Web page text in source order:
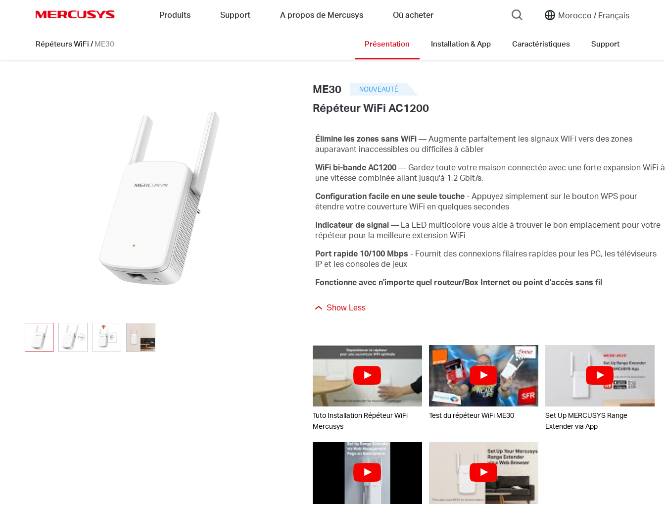
Morocco / Français
Produits Support A propos de Mercusys Où acheter
Répéteurs WiFi / ME30 Présentation Installation & App Caractéristiques Support
ME30 NOUVEAUTÉ
Répéteur WiFi AC1200
Élimine les zones sans WiFi— Augmente parfaitement les signaux WiFi vers des zones
auparavant inaccessibles ou difficiles à câbler
WiFi bi-bande AC1200— Gardez toute votre maison connectée avec une forte expansion WiFi à
une vitesse combinée allant jusqu'à 1,2 Gbit/s.
Configuration facile en une seule touche- Appuyez simplement sur le bouton WPS pour
étendre votre couverture WiFi en quelques secondes
Indicateur de signal— La LED multicolore vous aide à trouver le bon emplacement pour votre
répéteur pour la meilleure extension WiFi
Port rapide 10/100 Mbps - Fournit des connexions filaires rapides pour les PC, les téléviseurs
IP et les consoles de jeux
Fonctionne avec n'importe quel routeur/Box Internet ou point d'accès sans fil
Show Less
Tuto Installation Répéteur WiFi
Mercusys
Test du répéteur WiFi ME30
Set Up MERCUSYS Range
Extender via App